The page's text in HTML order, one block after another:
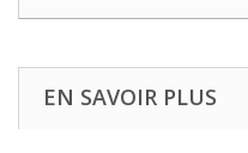
EN SAVOIR PLUS